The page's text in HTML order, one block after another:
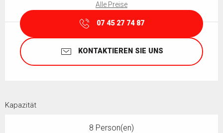
Alle Preise
07 45 27 74 87
KONTAKTIEREN SIE UNS
Kapazität
8 Person(en)